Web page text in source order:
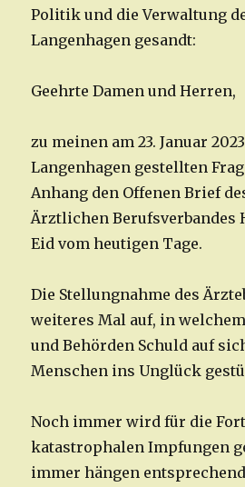
Politik und die Verwaltung
Langenhagen gesandt:
Geehrte Damen und Herren,
zu meinen am 23. Januar
Langenhagen gestellten
Anhang den Offenen Brief
Ärztlichen
Eid vom heutigen Tage.
Die Stellungnahme des
weiteres Mal auf, in
und Behörden Schuld auf
Menschen ins Unglück
Noch immer wird für die
katastrophalen Impfungen
immer hängen